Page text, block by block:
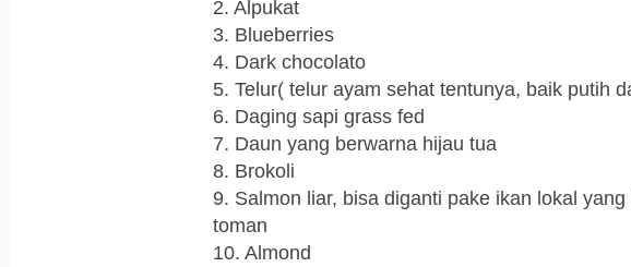
2. Alpukat
3. Blueberries
4. Dark chocolato
5. Telur( telur ayam sehat tentunya, baik putih
6. Daging sapi grass fed
7. Daun yang berwarna hijau tua
8. Brokoli
9. Salmon liar, bisa diganti pake ikan lokal
toman
10. Almond